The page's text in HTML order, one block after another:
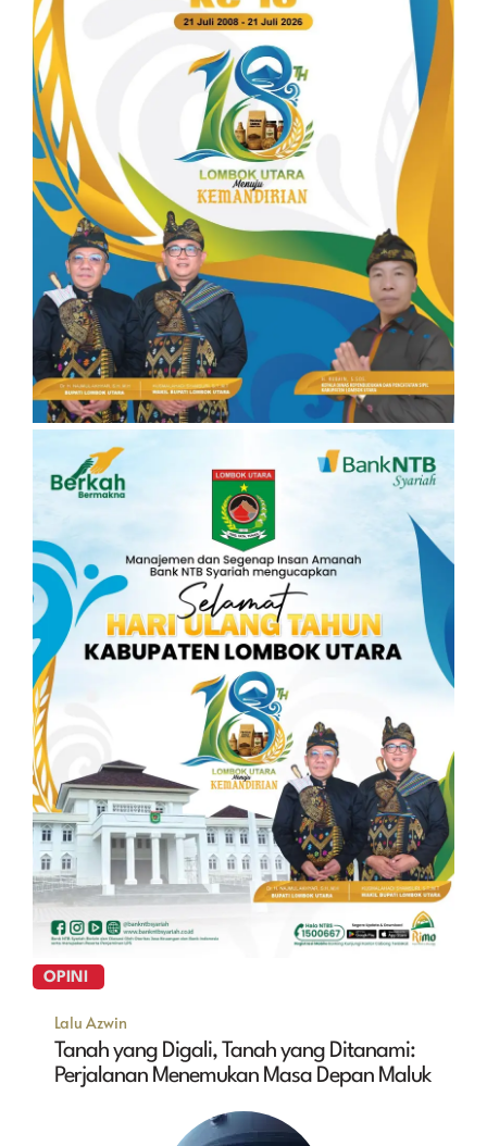
OPINI
Lalu Azwin
Tanah yang Digali, Tanah yang Ditanami:
Perjalanan Menemukan Masa Depan Maluk